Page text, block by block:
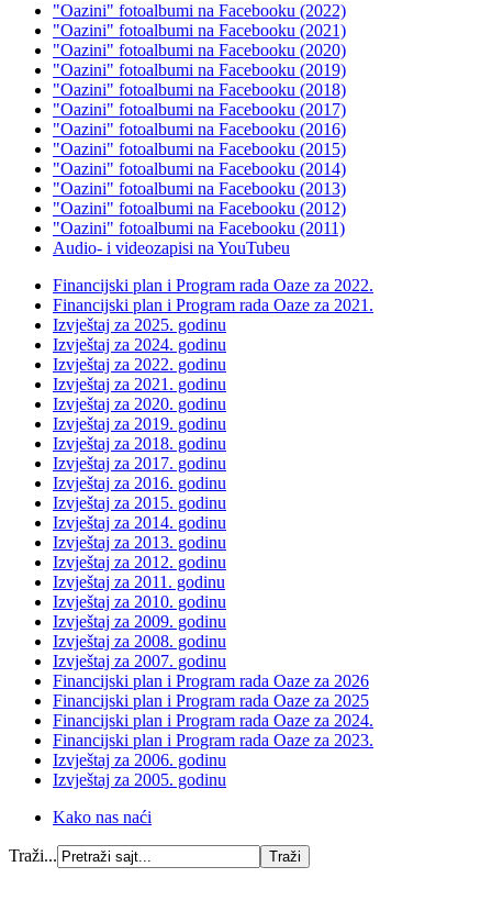
"Oazini" fotoalbumi na Facebooku (2022)
"Oazini" fotoalbumi na Facebooku (2021)
"Oazini" fotoalbumi na Facebooku (2020)
"Oazini" fotoalbumi na Facebooku (2019)
"Oazini" fotoalbumi na Facebooku (2018)
"Oazini" fotoalbumi na Facebooku (2017)
"Oazini" fotoalbumi na Facebooku (2016)
"Oazini" fotoalbumi na Facebooku (2015)
"Oazini" fotoalbumi na Facebooku (2014)
"Oazini" fotoalbumi na Facebooku (2013)
"Oazini" fotoalbumi na Facebooku (2012)
"Oazini" fotoalbumi na Facebooku (2011)
Audio- i videozapisi na YouTubeu
Financijski plan i Program rada Oaze za 2022.
Financijski plan i Program rada Oaze za 2021.
Izvještaj za 2025. godinu
Izvještaj za 2024. godinu
Izvještaj za 2022. godinu
Izvještaj za 2021. godinu
Izvještaj za 2020. godinu
Izvještaj za 2019. godinu
Izvještaj za 2018. godinu
Izvještaj za 2017. godinu
Izvještaj za 2016. godinu
Izvještaj za 2015. godinu
Izvještaj za 2014. godinu
Izvještaj za 2013. godinu
Izvještaj za 2012. godinu
Izvještaj za 2011. godinu
Izvještaj za 2010. godinu
Izvještaj za 2009. godinu
Izvještaj za 2008. godinu
Izvještaj za 2007. godinu
Financijski plan i Program rada Oaze za 2026
Financijski plan i Program rada Oaze za 2025
Financijski plan i Program rada Oaze za 2024.
Financijski plan i Program rada Oaze za 2023.
Izvještaj za 2006. godinu
Izvještaj za 2005. godinu
Kako nas naći
Traži...